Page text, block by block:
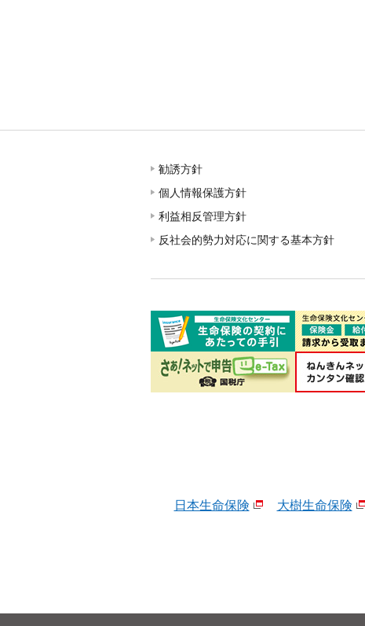
勧誘方針
個人情報保護方針
利益相反管理方針
反社会的勢力対応に関する基本方針
日本生命保険 大樹生命保険